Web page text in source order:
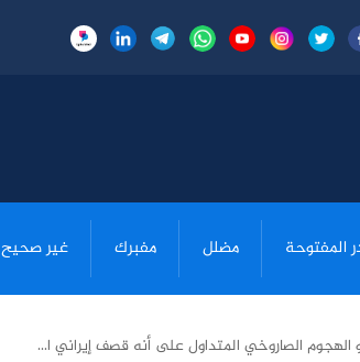
المفتوحة مضلل مفبرك غير صحيح
الصاروخي المتداول على أنه قصف إيراني ا...